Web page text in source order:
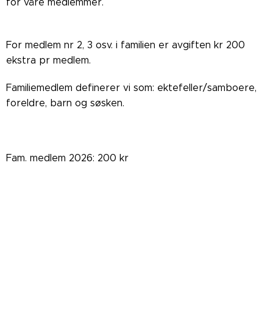
For medlem nr 2, 3 osv. i familien er avgiften kr 200
ekstra pr medlem.
Familiemedlem definerer vi som: ektefeller/samboere,
foreldre, barn og søsken.
Fam. medlem 2026: 200 kr